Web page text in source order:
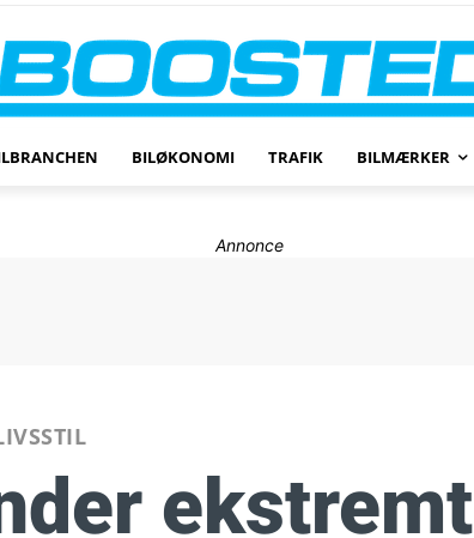
BILØKONOMI TRAFIK BILMÆRKER
Annonce
ekstremt